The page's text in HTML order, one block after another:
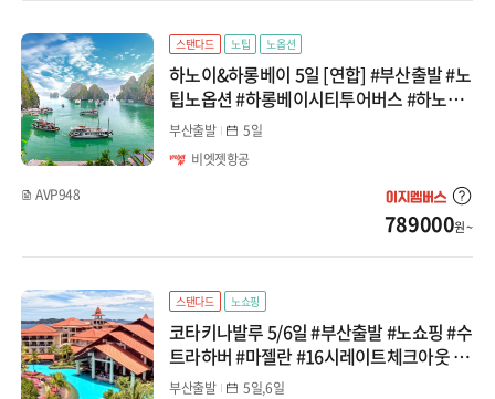
스탠다드 노팁 노옵션
하노이&하롱베이 5일 [연합] #부산출발 #노
팁노옵션 #하롱베이시티투어버스 #하노이
롯데전망대 #수상인형극
부산출발
5일
비엣젯항공
AVP948
789000원 ~
스탠다드 노쇼핑
코타키나발루 5/6일 #부산출발 #노쇼핑 #수
트라하버 #마젤란 #16시레이트체크아웃 #
호핑투어 #반딧불투어
부산출발
5일,6일